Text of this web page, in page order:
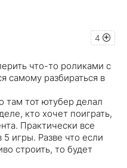
4
что-то роликами с
самому разбираться в
там тот ютубер делал
кто хочет поиграть,
Практически все
игры. Разве что если
строить, то будет